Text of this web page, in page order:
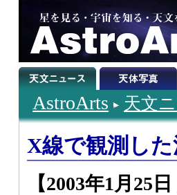
AstroArts 天文
X線で観測し
【2003年1月25日